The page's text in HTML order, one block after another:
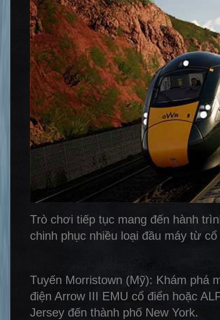
Trò chơi tiếp tục mang đến hành
chinh phục nhiều loại đầu máy từ
Tuyến Morristown (Mỹ): Khám phá
điện Arrow III EMU cổ điển hoặc
Jersey đến thành phố New York.